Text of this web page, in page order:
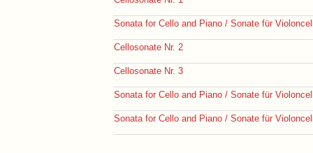
Sonata for Cello and Piano / Sonate für
Cellosonate Nr. 2
Cellosonate Nr. 3
Sonata for Cello and Piano / Sonate für
Sonata for Cello and Piano / Sonate für